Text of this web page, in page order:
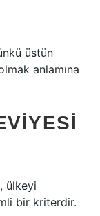
üstün
anlamına
ülkeyi
bir kriterdir.